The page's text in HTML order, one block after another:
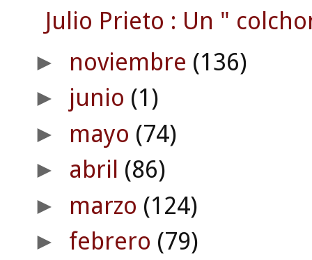
Julio Prieto : Un "
► noviembre (136)
► junio (1)
► mayo (74)
► abril (86)
► marzo (124)
► febrero (79)